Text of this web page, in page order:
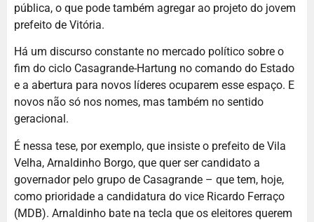
pública, o que pode também agregar ao projeto do jovem
prefeito de Vitória.
Há um discurso constante no mercado político sobre o
fim do ciclo Casagrande-Hartung no comando do Estado
e a abertura para novos líderes ocuparem esse espaço. E
novos não só nos nomes, mas também no sentido
geracional.
É nessa tese, por exemplo, que insiste o prefeito de Vila
Velha, Arnaldinho Borgo, que quer ser candidato a
governador pelo grupo de Casagrande – que tem, hoje,
como prioridade a candidatura do vice Ricardo Ferraço
(MDB). Arnaldinho bate na tecla que os eleitores querem